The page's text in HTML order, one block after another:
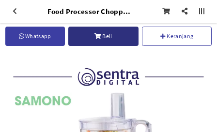
Food Processor Chopper Samono Multifungsi 6 in 1 SW-FPG500
Whatsapp Beli Keranjang